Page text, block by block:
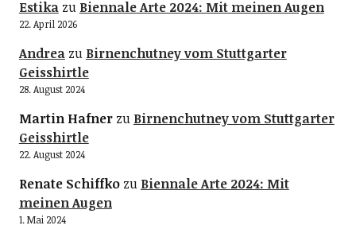
Estikazu Biennale Arte 2024: Mit meinen Augen
22. April 2026
Andreazu Birnenchutney vom Stuttgarter
Geisshirtle
28. August 2024
Martin Hafnerzu Birnenchutney vom Stuttgarter
Geisshirtle
22. August 2024
Renate Schiffkozu Biennale Arte 2024: Mit
meinen Augen
1. Mai 2024